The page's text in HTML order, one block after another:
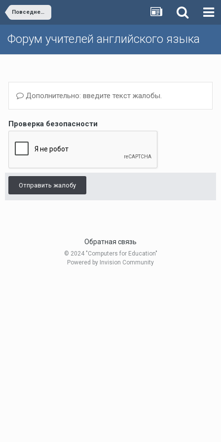
Повседневная работа учителя
Форум учителей английского языка
Дополнительно: введите текст жалобы.
Проверка безопасности
Отправить жалобу
Обратная связь
© 2024 "Computers for Education"
Powered by Invision Community